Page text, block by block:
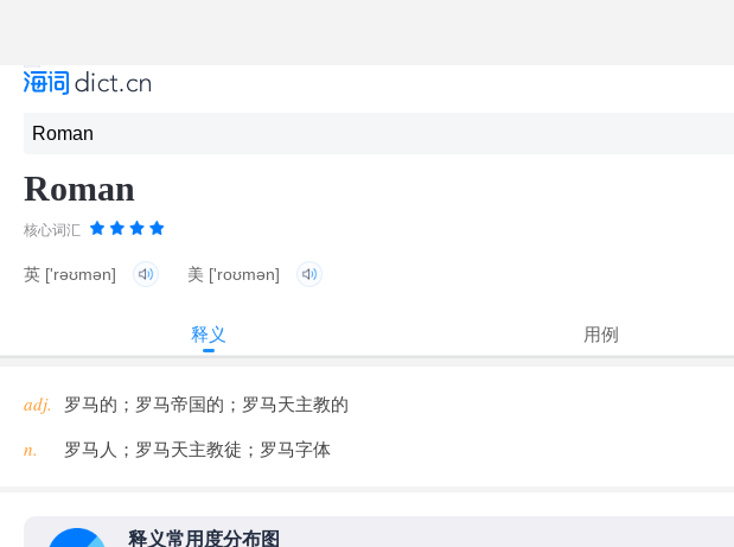
Roman
核心词汇
英 ['rəʊmən] 美 ['roʊmən]
释义 用例
adj. 罗马的；罗马帝国的；罗马天主教的
n. 罗马人；罗马天主教徒；罗马字体
释义常用度分布图